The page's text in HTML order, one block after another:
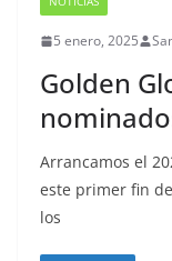
5 enero, 2025
Golden
Arrancamos el
este primer fin
los